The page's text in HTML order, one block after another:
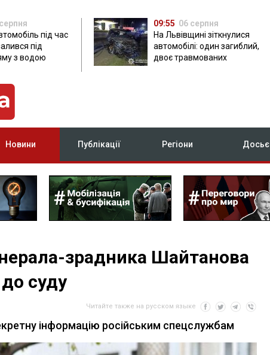
під час
під
з водою
09:55 06 серпня
На Львівщині зіткнулися
автомобілі: один загиблий,
двоє травмованих
Новини Публікації Регіони Досьє
зрадника Шайтанова
суду
Читайте также на русском языке
інформацію російським спецслужбам